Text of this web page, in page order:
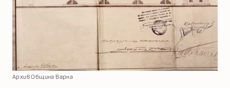
Архив Община Варна